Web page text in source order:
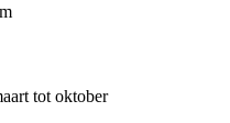
tot oktober